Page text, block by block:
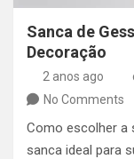
Sanca de
Decoração
2 anos ago
No Comments
Como escolher a
sanca ideal para